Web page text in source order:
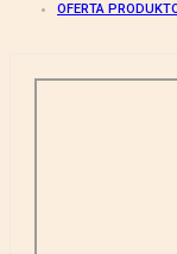
OFERTA